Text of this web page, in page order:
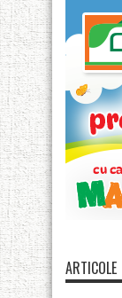
ARTICOLE